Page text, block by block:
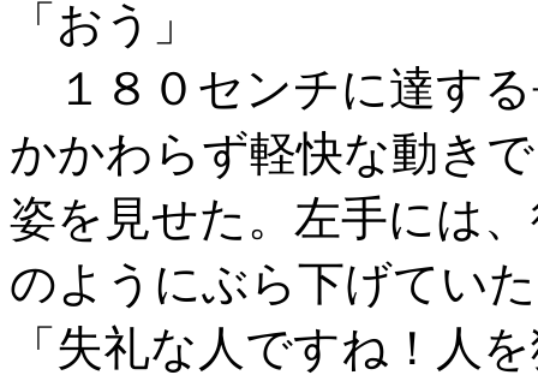
「おう」
１８０センチに達す
かかわらず軽快な動きで
姿を見せた。左手には
のようにぶら下げてい
「失礼な人ですね！人